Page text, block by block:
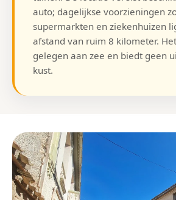
auto; dagelijkse voorzieningen
supermarkten en ziekenhuizen
afstand van ruim 8 kilometer.
gelegen aan zee en biedt geen
kust.